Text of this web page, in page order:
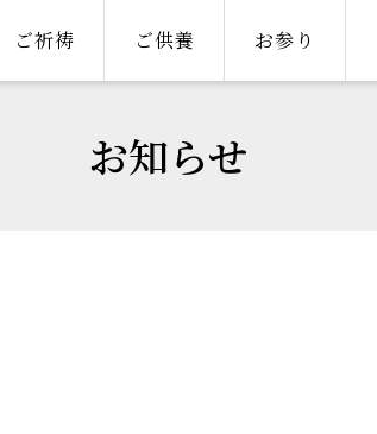
ご祈祷 ご供養 お参り
お知らせ